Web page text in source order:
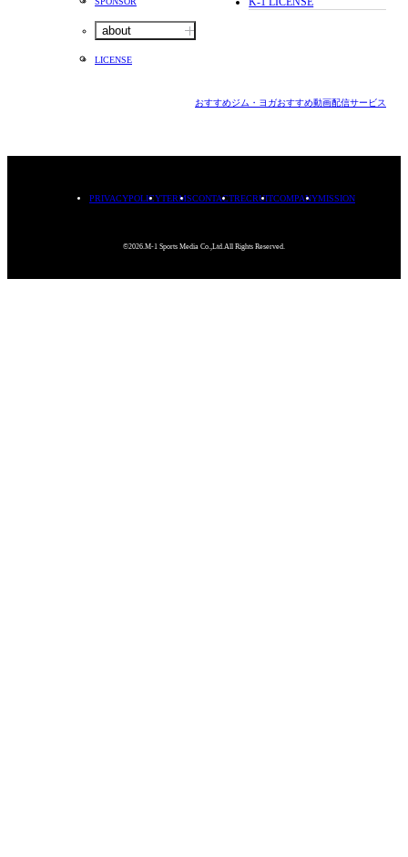
about
LICENSE
おすすめジム・ヨガおすすめ動画配信サービス
PRIVACYPOLICYTERMSCONTACTRECRUITCOMPANYMISSION
©2026.M-1 Sports Media Co.,Ltd.All Rights Reserved.